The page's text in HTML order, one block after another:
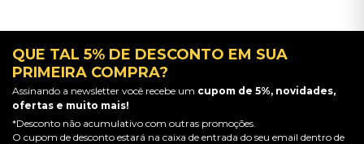
QUE TAL 5% DE DESCONTO EM SUA
PRIMEIRA COMPRA?
Assinando a newsletter você recebe um cupom de 5%, novidades,
ofertas e muito mais!
*Desconto não acumulativo com outras promoções.
O cupom de desconto estará na caixa de entrada do seu email dentro de